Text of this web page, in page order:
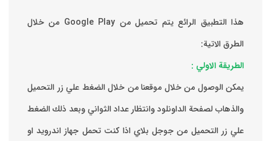
هذا التطبيق الرائع يتم تحميل من Google Play من خلال
الطرق الاتية:
الطريقة الاولي :
يمكن الوصول من خلال موقعنا من خلال الضغط علي زر التحميل
والذهاب لصفحة الداونلود وانتظار عداد الثواني وبعد ذلك الضغط
علي زر التحميل من جوجل بلاي اذا كنت تحمل جهاز اندرويد او